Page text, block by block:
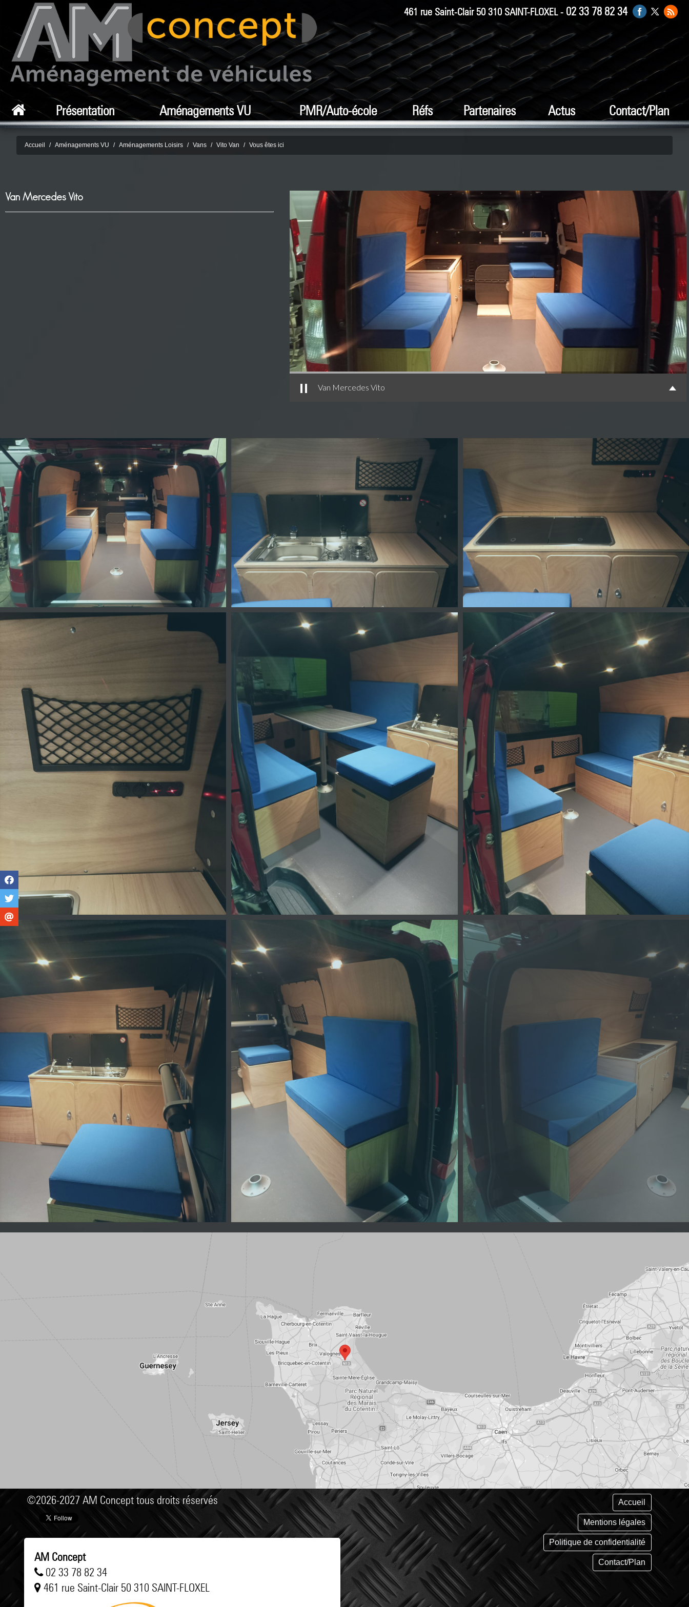
Présentation Aménagements VU PMR/Auto-école Réfs Partenaires Actus Contact/Plan
461 rue Saint-Clair 50 310 SAINT-FLOXEL - 02 33 78 82 34
Accueil Aménagements VU Aménagements Loisirs Vans Vito Van Vous êtes ici
Van Mercedes Vito
Van Mercedes Vito
©2026-2027 AM Concept tous droits réservés
AM Concept
02 33 78 82 34
461 rue Saint-Clair 50 310 SAINT-FLOXEL
Accueil
Mentions légales
Politique de confidentialité
Contact/Plan